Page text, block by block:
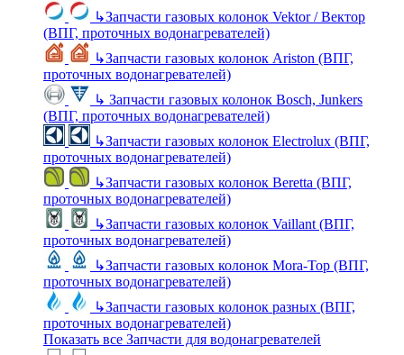
↳Запчасти газовых колонок Vektor / Вектор
(ВПГ, проточных водонагревателей)
↳Запчасти газовых колонок Ariston (ВПГ,
проточных водонагревателей)
↳ Запчасти газовых колонок Bosch, Junkers
(ВПГ, проточных водонагревателей)
↳Запчасти газовых колонок Electrolux (ВПГ,
проточных водонагревателей)
↳Запчасти газовых колонок Beretta (ВПГ,
проточных водонагревателей)
↳Запчасти газовых колонок Vaillant (ВПГ,
проточных водонагревателей)
↳Запчасти газовых колонок Mora-Top (ВПГ,
проточных водонагревателей)
↳Запчасти газовых колонок разных (ВПГ,
проточных водонагревателей)
Показать все Запчасти для водонагревателей